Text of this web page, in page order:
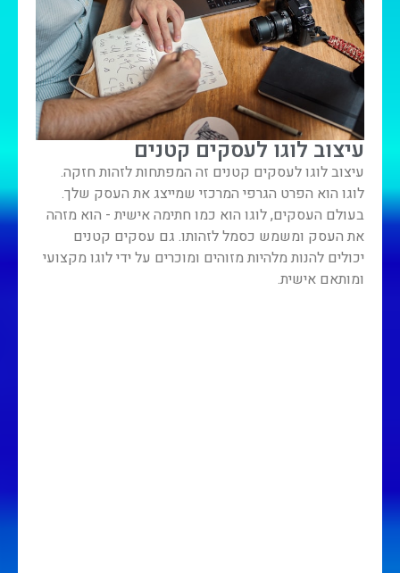
עיצוב לוגו לעסקים קטנים
עיצוב לוגו לעסקים קטנים זה המפתחות לזהות חזקה.
לוגו הוא הפרט הגרפי המרכזי שמייצג את העסק שלך.
בעולם העסקים, לוגו הוא כמו חתימה אישית - הוא מזהה
את העסק ומשמש כסמל לזהותו. גם עסקים קטנים
יכולים להנות מלהיות מזוהים ומוכרים על ידי לוגו מקצועי
ומותאם אישית.